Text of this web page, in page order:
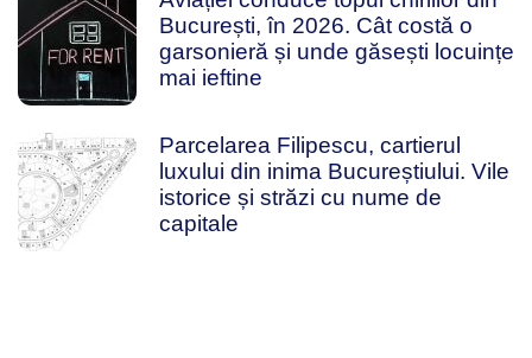
București, în 2026. Cât costă o
garsonieră și unde găsești locuințe
mai ieftine
Parcelarea Filipescu, cartierul
luxului din inima Bucureștiului. Vile
istorice și străzi cu nume de
capitale